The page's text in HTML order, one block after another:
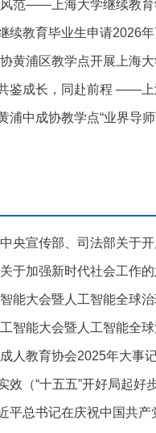
风范——上海大学继续教育
续教育毕业生申请2026
黄浦区教学点开展上海大
鉴成长，同赴前程 ——上
浦中成协教学点“业界导师
央宣传部、司法部关于
于加强新时代社会工作
能大会暨人工智能全球
智能大会暨人工智能全
人教育协会2025年大事
效（“十五五”开好局起好
平总书记在庆祝中国共产